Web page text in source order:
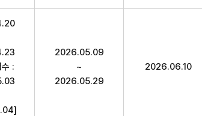
:
2026.05.09
~
2026.05.29
2026.06.10